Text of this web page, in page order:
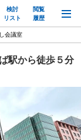
検討
リスト
閲覧
履歴
会議室
駅から徒歩５分